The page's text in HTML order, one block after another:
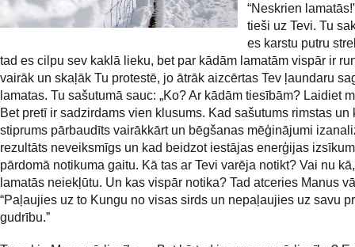
“Neskrien
tieši uz Tevi. Tu
es karstu putru
tad es cilpu sev kaklā lieku, bet par kādām lamatām vispār ir
vairāk un skaļāk Tu protestē, jo ātrāk aizcērtas Tev ļaundaru
lamatas. Tu sašutumā sauc: „Ko? Ar kādām tiesībām? Laidiet
Bet pretī ir sadzirdams vien klusums. Kad sašutums rimstas un
stiprums pārbaudīts vairākkārt un bēgšanas mēģinājumi
rezultāts neveiksmīgs un kad beidzot iestājas enerģijas
pārdomā notikuma gaitu. Kā tas ar Tevi varēja notikt? Vai nu
lamatās neiekļūtu. Un kas vispār notika? Tad atceries Manus
“Paļaujies uz to Kungu no visas sirds un nepaļaujies uz savu
gudrību.”